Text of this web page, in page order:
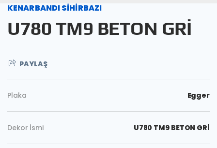
KENARBANDI SİHİRBAZI
U780 TM9 BETON GRİ
PAYLAŞ
Plaka Egger
Dekor İsmi U780 TM9 BETON GRİ